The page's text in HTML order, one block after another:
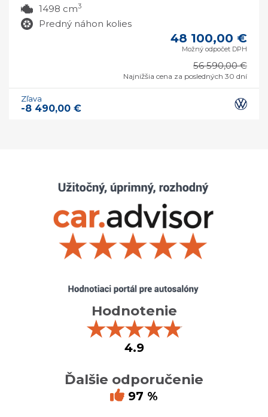
1498 cm3
Predný náhon kolies
48 100,00 €
Možný odpočet DPH
56 590,00 €
Najnižšia cena za posledných 30 dní
Zľava
-8 490,00 €
Hodnotenie
★★★★★
4.9
Ďalšie odporučenie
97 %